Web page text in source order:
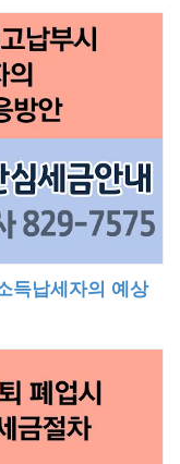
득납세자의 예상